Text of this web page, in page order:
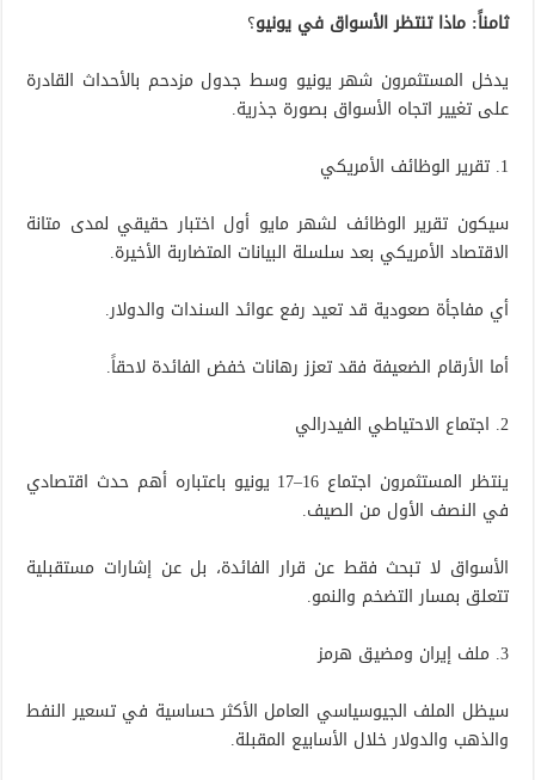
ثامناً: ماذا تنتظر الأسواق في يونيو؟
يدخل المستثمرون شهر يونيو وسط جدول مزدحم بالأحداث القادرة
على تغيير اتجاه الأسواق بصورة جذرية.
1. تقرير الوظائف الأمريكي
سيكون تقرير الوظائف لشهر مايو أول اختبار حقيقي لمدى متانة
الاقتصاد الأمريكي بعد سلسلة البيانات المتضاربة الأخيرة.
أي مفاجأة صعودية قد تعيد رفع عوائد السندات والدولار.
أما الأرقام الضعيفة فقد تعزز رهانات خفض الفائدة لاحقاً.
2. اجتماع الاحتياطي الفيدرالي
ينتظر المستثمرون اجتماع 16–17 يونيو باعتباره أهم حدث اقتصادي
في النصف الأول من الصيف.
الأسواق لا تبحث فقط عن قرار الفائدة، بل عن إشارات مستقبلية
تتعلق بمسار التضخم والنمو.
3. ملف إيران ومضيق هرمز
سيظل الملف الجيوسياسي العامل الأكثر حساسية في تسعير النفط
والذهب والدولار خلال الأسابيع المقبلة.